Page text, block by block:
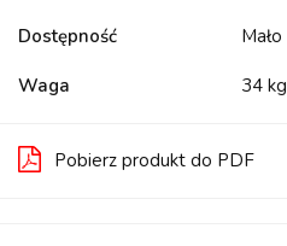
Dostępność Mało
Waga 34 kg
Pobierz produkt do PDF